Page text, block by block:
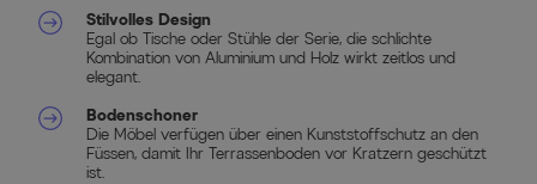
Stilvolles Design
Egal ob Tische oder Stühle der Serie, die schlichte
Kombination von Aluminium und Holz wirkt zeitlos und
elegant.
Bodenschoner
Die Möbel verfügen über einen Kunststoffschutz an den
Füssen, damit Ihr Terrassenboden vor Kratzern geschützt
ist.